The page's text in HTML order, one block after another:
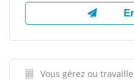
Vous gérez ou